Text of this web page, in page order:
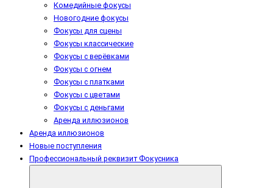
Комедийные фокусы
Новогодние фокусы
Фокусы для сцены
Фокусы классические
Фокусы с верёвками
Фокусы с огнем
Фокусы с платками
Фокусы с цветами
Фокусы с деньгами
Аренда иллюзионов
Аренда иллюзионов
Новые поступления
Профессиональный реквизит Фокусника